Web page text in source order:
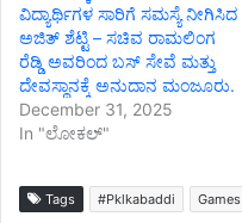
ವಿದ್ಯಾರ್ಥಿಗಳ ಸಾರಿಗೆ ಸಮಸ್ಯೆ ನೀಗಿಸಿದ
ಅಜಿತ್ ಶೆಟ್ಟಿ – ಸಚಿವ ರಾಮಲಿಂಗ
ರೆಡ್ಡಿ ಅವರಿಂದ ಬಸ್ ಸೇವೆ ಮತ್ತು
ದೇವಸ್ಥಾನಕ್ಕೆ ಅನುದಾನ ಮಂಜೂರು.
December 31, 2025
In "ಲೋಕಲ್"
Tags #Pklkabaddi Games